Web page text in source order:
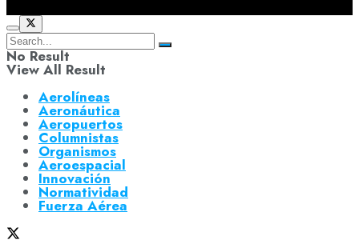
No Result
View All Result
Aerolíneas
Aeronáutica
Aeropuertos
Columnistas
Organismos
Aeroespacial
Innovación
Normatividad
Fuerza Aérea